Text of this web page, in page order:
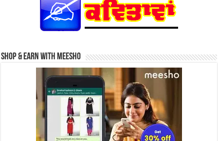
Shop & Earn with Meesho